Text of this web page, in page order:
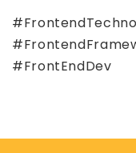
#FrontEndDev